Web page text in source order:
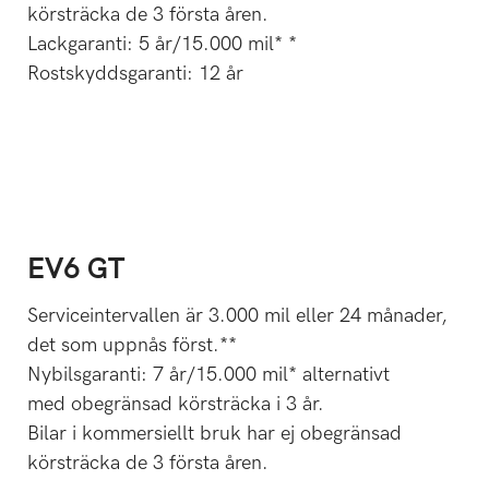
körsträcka de 3 första åren.
Lackgaranti: 5 år/15.000 mil* *
Rostskyddsgaranti: 12 år
EV6 GT
Serviceintervallen är 3.000 mil eller 24 månader,
det som uppnås först.**
Nybilsgaranti: 7 år/15.000 mil* alternativt
med obegränsad körsträcka i 3 år.
Bilar i kommersiellt bruk har ej obegränsad
körsträcka de 3 första åren.